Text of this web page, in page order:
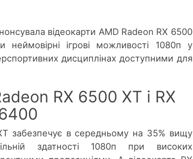
відеокарти AMD Radeon RX 6500
ігрові можливості 1080п у
дисциплінах доступними для
RX 6500 XT і RX
забезпечує в середньому на 35% вищу
здатності 1080п при високих